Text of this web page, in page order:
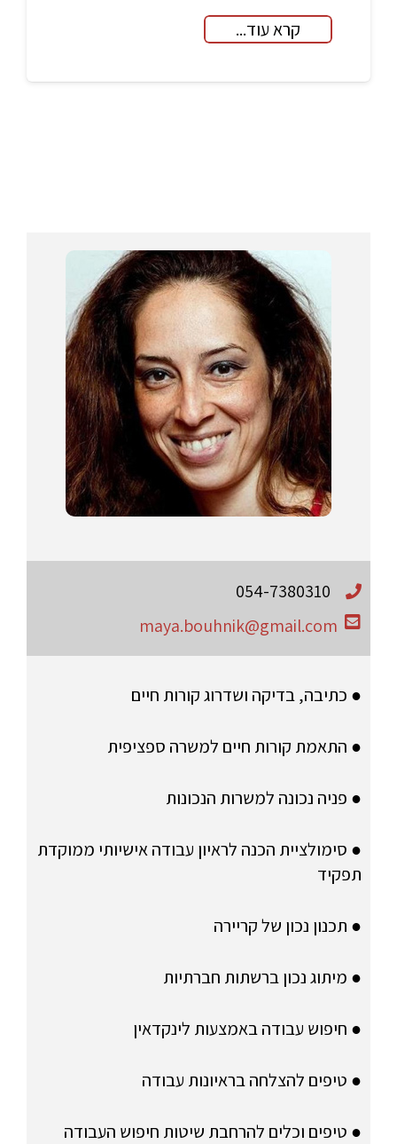
קרא עוד...
054-7380310
maya.bouhnik@gmail.com
● כתיבה, בדיקה ושדרוג קורות חיים
● התאמת קורות חיים למשרה ספציפית
● פניה נכונה למשרות הנכונות
● סימולציית הכנה לראיון עבודה אישיותי ממוקדת
תפקיד
● תכנון נכון של קריירה
● מיתוג נכון ברשתות חברתיות
● חיפוש עבודה באמצעות לינקדאין
● טיפים להצלחה בראיונות עבודה
● טיפים וכלים להרחבת שיטות חיפוש העבודה